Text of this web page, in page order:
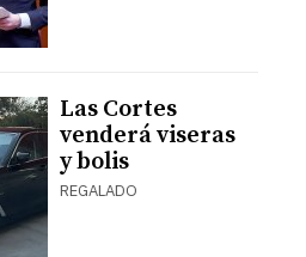
Las Cortes
venderá viseras
y bolis
REGALADO